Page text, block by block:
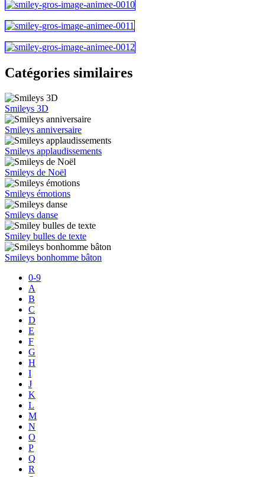
Catégories similaires
Smileys 3D
Smileys anniversaire
Smileys applaudissements
Smileys de Noël
Smileys émotions
Smileys danse
Smiley bulles de texte
Smileys bonhomme bâton
0-9
A
B
C
D
E
F
G
H
I
J
K
L
M
N
O
P
Q
R